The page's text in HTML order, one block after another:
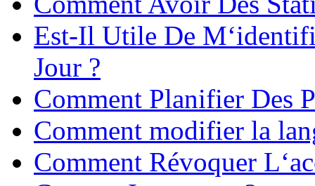
Est-Il Utile De
Jour ?
Comment Planifier Des
Comment modifier la
Comment Révoquer